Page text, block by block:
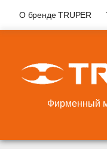
О бренде TRUPER
Фирменный